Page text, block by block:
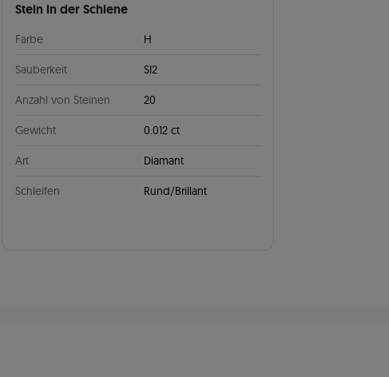
Stein in der Schiene
Farbe H
Sauberkeit SI2
Anzahl von Steinen 20
Gewicht 0.012 ct
Art Diamant
Schleifen Rund/Brillant